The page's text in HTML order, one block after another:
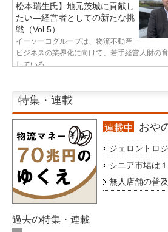
松本瑞生氏】地元茨城に貢献し
たい—経営者としての新たな挑
戦（Vol.5）
イーソーコグループは、物流不動産
ビジネスの業界化に向けて、若手経営人財の
している...
特集・連載
連載中 おや
ジェロントロ
シニア市場は
無人店舗の普
過去の特集・連載